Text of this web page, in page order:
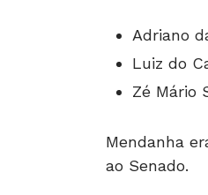
Adriano
Luiz do
Zé Mário
Mendanha
ao Senado.